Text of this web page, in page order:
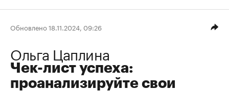
Обновлено 18.11.2024, 09:26
Ольга Цаплина
Чек-лист успеха:
проанализируйте свои